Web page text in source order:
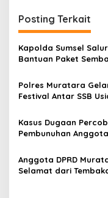
a
s
i
o
Posting Terkait
Kapolda Sumsel
Bantuan Paket
Banjir di Muratara
Polres Muratara
Festival Antar SSB
Kasus Dugaan
Pembunuhan Anggota
Misteri, Kasat Reskrim:
Masih Penyelidikan
Anggota DPRD
Selamat dari